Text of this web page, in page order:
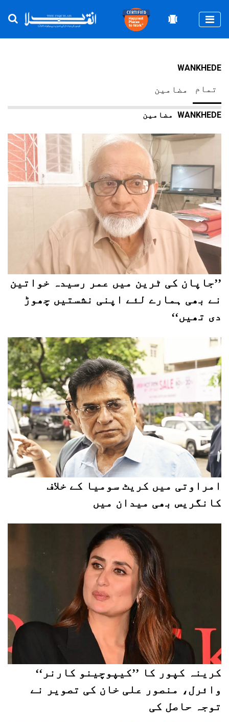
WANKHEDE
مضامین تمام
WANKHEDE
’’جاپان کی ٹرین میں عمر رسیدہ خواتین
نے بھی ہمارے لئے اپنی نشستیں چھوڑ
دی تھیں‘‘
امراوتی میں کریٹ سومیا کے خلاف
کانگریس بھی میدان میں
کرینہ کپور کا ’’کیپوچینو کارنر‘‘
وائرل، منصور علی خان کی تصویر نے
توجہ حاصل کی